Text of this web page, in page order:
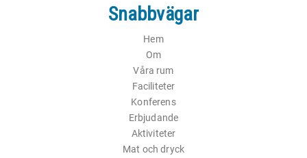
Snabbvägar
Hem
Om
Våra rum
Faciliteter
Konferens
Erbjudande
Aktiviteter
Mat och dryck